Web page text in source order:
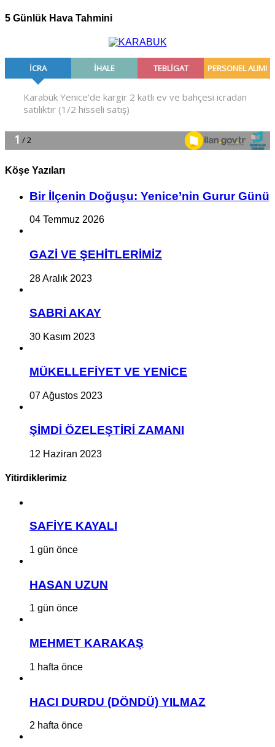
5 Günlük Hava Tahmini
Köşe Yazıları
Bir İlçe­nin Do­ğu­şu: Ye­ni­ce’nin Gurur Günü
04 Temmuz 2026
GAZİ VE ŞEHİTLERİMİZ
28 Aralık 2023
SABRİ AKAY
30 Kasım 2023
MÜKELLEFİYET VE YENİCE
07 Ağustos 2023
ŞİMDİ ÖZELEŞTİRİ ZAMANI
12 Haziran 2023
Yitirdiklerimiz
SAFİYE KAYALI
1 gün önce
HASAN UZUN
1 gün önce
MEHMET KARAKAŞ
1 hafta önce
HACI DURDU (DÖNDÜ) YILMAZ
2 hafta önce